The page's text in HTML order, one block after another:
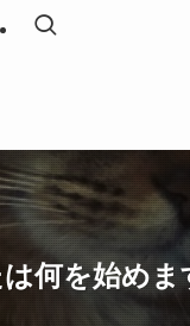
何を始めま